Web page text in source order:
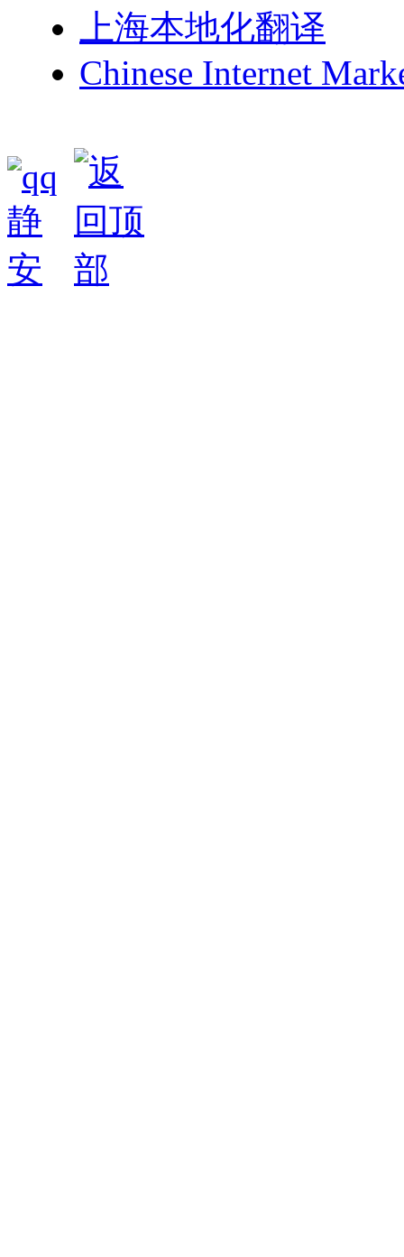
上海本地化翻译
Chinese Internet